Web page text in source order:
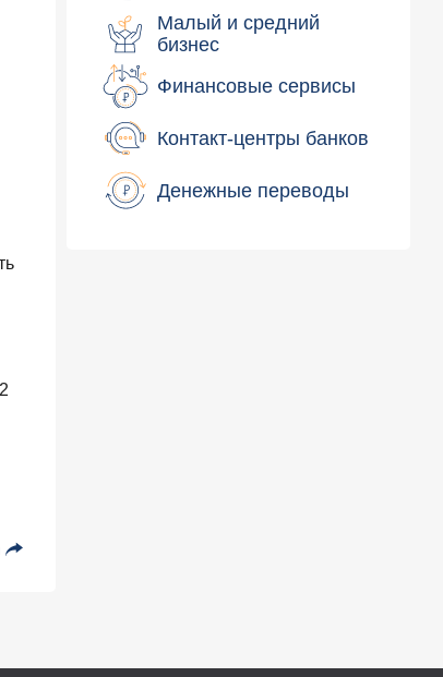
Малый и средний
бизнес
Финансовые сервисы
Контакт-центры банков
Денежные переводы